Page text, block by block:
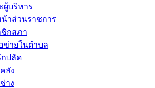
บริหาร
าส่วนราชการ
กสภา
ข่ายในตำบล
ปลัด
ลัง
าง